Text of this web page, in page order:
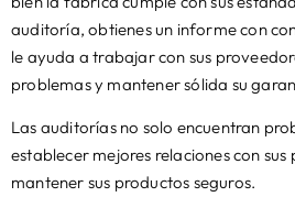
auditoría, obtienes un informe con
le ayuda a trabajar con sus
problemas y mantener sólida su
Las auditorías no solo encuentran
establecer mejores relaciones con sus
mantener sus productos seguros.